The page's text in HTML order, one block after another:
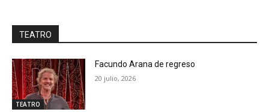
TEATRO
TEATRO
Facundo Arana de regreso
20 julio, 2026